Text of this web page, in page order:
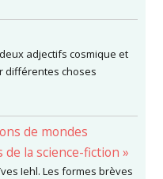
adjectifs cosmique et
différentes choses
de mondes
la science-fiction »
Iehl. Les formes brèves